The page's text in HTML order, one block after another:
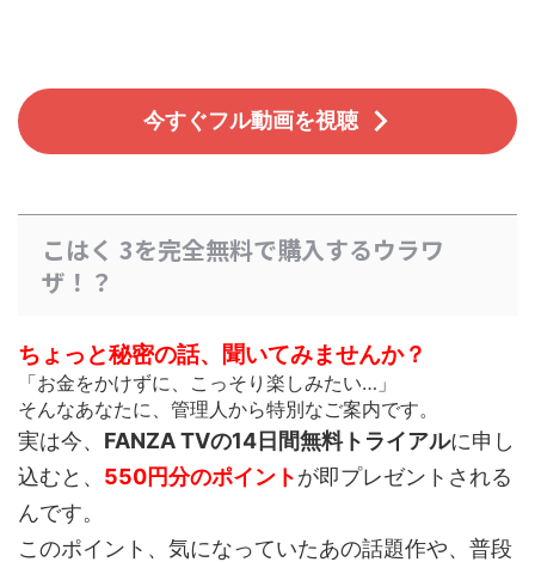
今すぐフル動画を視聴
こはく 3を完全無料で購入するウラワ
ザ！？
ちょっと秘密の話、聞いてみませんか？
「お金をかけずに、こっそり楽しみたい…」
そんなあなたに、管理人から特別なご案内です。
実は今、 FANZA TVの14日間無料トライアルに申し
込むと、 550円分のポイントが即プレゼントされる
んです。
このポイント、 気になっていたあの話題作や、普段